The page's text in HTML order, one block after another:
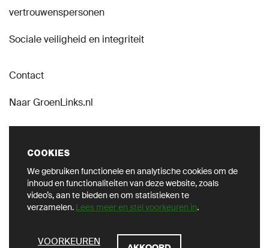
COOKIES
We gebruiken functionele en analytische cookies om de
inhoud en functionaliteiten van deze website, zoals
video’s, aan te bieden en om statistieken te
verzamelen. Lees meer en stel voorkeuren in.
VOORKEUREN
vertrouwenspersonen
Sociale veiligheid en integriteit
Contact
Naar GroenLinks.nl
VOLG ONS OP SOCIAL
ZOEKEN